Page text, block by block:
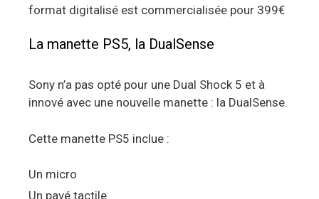
format digitalisé est commercialisée pour 399€
La manette PS5, la DualSense
Sony n’a pas opté pour une Dual Shock 5 et à
innové avec une nouvelle manette : la DualSense.
Cette manette PS5 inclue :
Un micro
Un pavé tactile